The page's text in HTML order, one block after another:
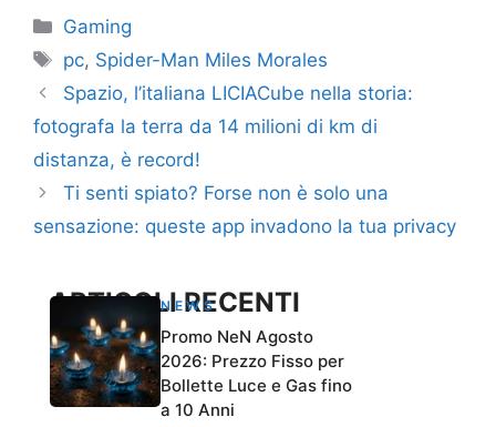
Categorie
Gaming
Tag
pc, Spider-Man Miles Morales
Spazio, l’italiana LICIACube nella storia:
fotografa la terra da 14 milioni di km di
distanza, è record!
Ti senti spiato? Forse non è solo una
sensazione: queste app invadono la tua privacy
ARTICOLI RECENTI
NEWS
Promo NeN Agosto
2026: Prezzo Fisso per
Bollette Luce e Gas fino
a 10 Anni